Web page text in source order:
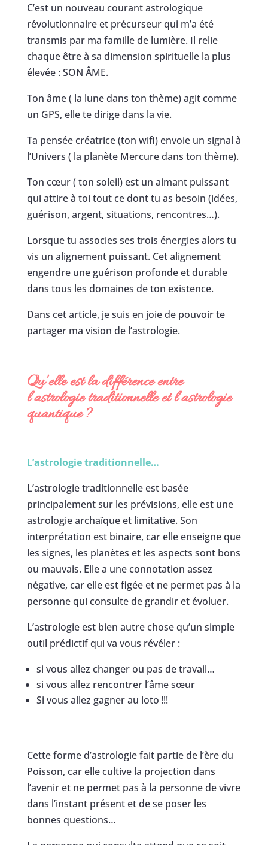
C’est un nouveau courant astrologique
révolutionnaire et précurseur qui m’a été
transmis par ma famille de lumière. Il relie
chaque être à sa dimension spirituelle la plus
élevée : SON ÂME.
Ton âme ( la lune dans ton thème) agit comme
un GPS, elle te dirige dans la vie.
Ta pensée créatrice (ton wifi) envoie un signal à
l’Univers ( la planète Mercure dans ton thème).
Ton cœur ( ton soleil) est un aimant puissant
qui attire à toi tout ce dont tu as besoin (idées,
guérison, argent, situations, rencontres…).
Lorsque tu associes ses trois énergies alors tu
vis un alignement puissant. Cet alignement
engendre une guérison profonde et durable
dans tous les domaines de ton existence.
Dans cet article, je suis en joie de pouvoir te
partager ma vision de l’astrologie.
Qu’elle est la différence entre
l’astrologie traditionnelle et l’astrologie
quantique ?
L’astrologie traditionnelle…
L’astrologie traditionnelle est basée
principalement sur les prévisions, elle est une
astrologie archaïque et limitative. Son
interprétation est binaire, car elle enseigne que
les signes, les planètes et les aspects sont bons
ou mauvais. Elle a une connotation assez
négative, car elle est figée et ne permet pas à la
personne qui consulte de grandir et évoluer.
L’astrologie est bien autre chose qu’un simple
outil prédictif qui va vous révéler :
si vous allez changer ou pas de travail…
si vous allez rencontrer l’âme sœur
Si vous allez gagner au loto !!!
Cette forme d’astrologie fait partie de l’ère du
Poisson, car elle cultive la projection dans
l’avenir et ne permet pas à la personne de vivre
dans l’instant présent et de se poser les
bonnes questions…